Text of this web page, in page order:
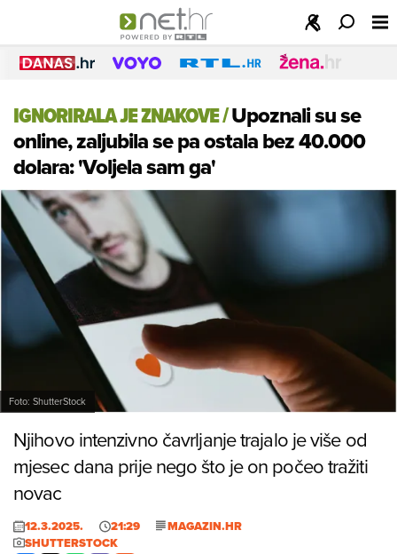
IGNORIRALA JE ZNAKOVE/Upoznali su se
online, zaljubila se pa ostala bez 40.000
dolara: 'Voljela sam ga'
Foto: ShutterStock
Njihovo intenzivno čavrljanje trajalo je više od
mjesec dana prije nego što je on počeo tražiti
novac
12.3.2025. 21:29
MAGAZIN.HR
SHUTTERSTOCK